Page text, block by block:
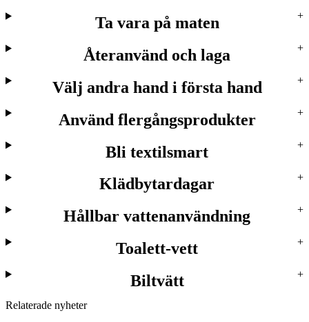
Ta vara på maten
Återanvänd och laga
Välj andra hand i första hand
Använd flergångsprodukter
Bli textilsmart
Klädbytardagar
Hållbar vattenanvändning
Toalett-vett
Biltvätt
Relaterade nyheter